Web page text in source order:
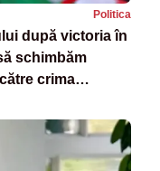
Politica
după victoria în
schimbăm
crima